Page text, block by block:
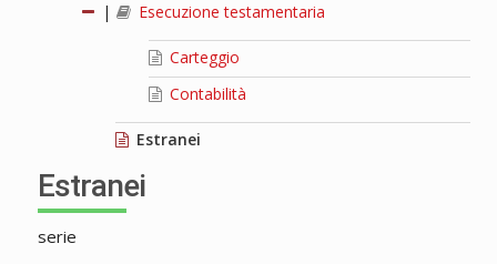
|
Esecuzione testamentaria
Carteggio
Contabilità
Estranei
Estranei
serie